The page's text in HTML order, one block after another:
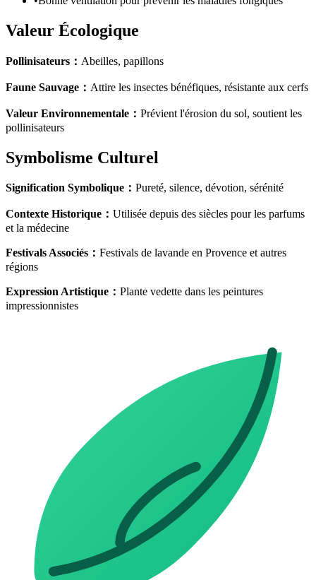
Valeur Écologique
Pollinisateurs ： Abeilles, papillons
Faune Sauvage ： Attire les insectes bénéfiques, résistante aux cerfs
Valeur Environnementale ： Prévient l'érosion du sol, soutient les
pollinisateurs
Symbolisme Culturel
Signification Symbolique ： Pureté, silence, dévotion, sérénité
Contexte Historique ： Utilisée depuis des siècles pour les parfums
et la médecine
Festivals Associés ： Festivals de lavande en Provence et autres
régions
Expression Artistique ： Plante vedette dans les peintures
impressionnistes